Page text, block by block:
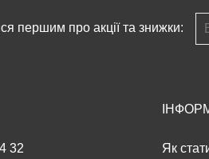
першим про акції та знижки:
32 Як